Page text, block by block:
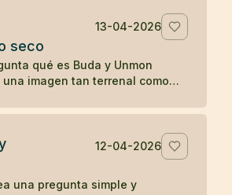
seco
13-04-2026
qué es Buda y Unmon
imagen tan terrenal como
12-04-2026
una pregunta simple y